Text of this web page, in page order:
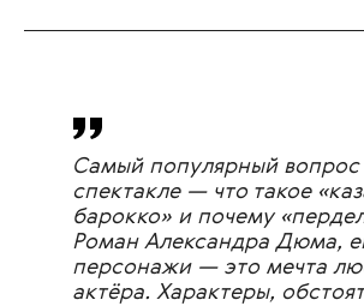
Самый популярный
спектакле — что такое
барокко» и почему «
Роман Александра Дюма,
персонажи — это мечта
актёра. Характеры,